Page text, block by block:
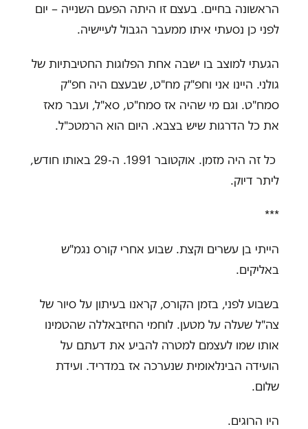
הראשונה בחיים. בעצם זו היתה הפעם השנייה – יום
לפני כן נסעתי איתו ממעבר הגבול לעיישיה.
הגעתי למוצב בו ישבה אחת הפלוגות החטיבתיות של
גולני. היינו אני וחפ"ק מח"ט, שבעצם היה חפ"ק
סמח"ט. וגם מי שהיה אז סמח"ט, סא"ל, ועבר מאז
את כל הדרגות שיש בצבא. היום הוא הרמטכ"ל.
כל זה היה מזמן. אוקטובר 1991. ה-29 באותו חודש,
ליתר דיוק.
***
הייתי בן עשרים וקצת. שבוע אחרי קורס נגמ"ש
באליקים.
בשבוע לפני, בזמן הקורס, קראנו בעיתון על סיור של
צה"ל שעלה על מטען. לוחמי החיזבאללה שהטמינו
אותו שמו לעצמם למטרה להביע את דעתם על
הועידה הבינלאומית שנערכה אז במדריד. ועידת
שלום.
היו הרוגים.